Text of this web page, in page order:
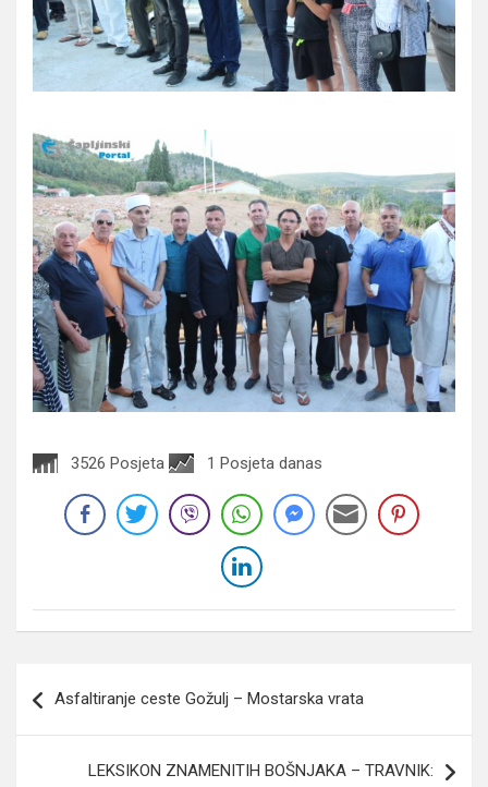
3526 Posjeta 1 Posjeta danas
članaka
Asfaltiranje ceste Gožulj – Mostarska vrata
LEKSIKON ZNAMENITIH BOŠNJAKA – TRAVNIK: